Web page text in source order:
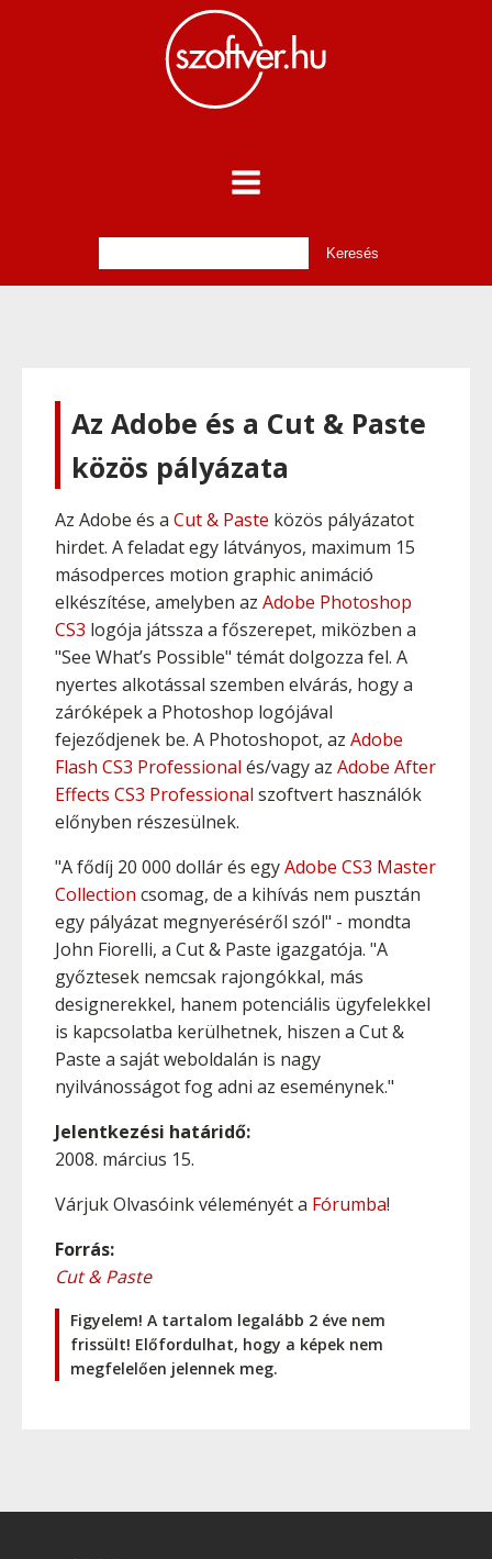
Az Adobe és a Cut & Paste
közös pályázata
Az Adobe és a Cut & Paste közös pályázatot
hirdet. A feladat egy látványos, maximum 15
másodperces motion graphic animáció
elkészítése, amelyben az Adobe Photoshop
CS3 logója játssza a főszerepet, miközben a
"See What’s Possible" témát dolgozza fel. A
nyertes alkotással szemben elvárás, hogy a
záróképek a Photoshop logójával
fejeződjenek be. A Photoshopot, az Adobe
Flash CS3 Professional és/vagy az Adobe After
Effects CS3 Professional szoftvert használók
előnyben részesülnek.
"A fődíj 20 000 dollár és egyAdobe CS3 Master
Collection csomag, de a kihívás nem pusztán
egy pályázat megnyeréséről szól" - mondta
John Fiorelli, a Cut & Paste igazgatója. "A
győztesek nemcsak rajongókkal, más
designerekkel, hanem potenciális ügyfelekkel
is kapcsolatba kerülhetnek, hiszen a Cut &
Paste a saját weboldalán is nagy
nyilvánosságot fog adni az eseménynek."
Jelentkezési határidő:
2008. március 15.
Várjuk Olvasóink véleményét a Fórumba!
Forrás:
Cut & Paste
Figyelem! A tartalom legalább 2 éve nem
frissült! Előfordulhat, hogy a képek nem
megfelelően jelennek meg.